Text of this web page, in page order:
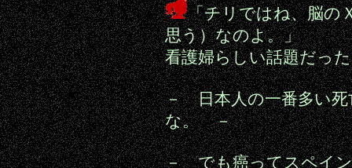
「チリではね、脳の
思う）なのよ。」
看護婦らしい話題だっ
－ 日本人の一番多い
な。 －
－ でも癌ってスペイ